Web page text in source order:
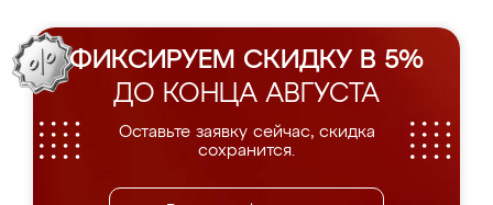
ФИКСИРУЕМ СКИДКУ В 5%
ДО КОНЦА АВГУСТА
Оставьте заявку сейчас, скидка
сохранится.